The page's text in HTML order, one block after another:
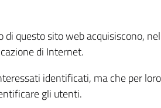
questo sito web acquisiscono,
di Internet.
identificati, ma che per
gli utenti.